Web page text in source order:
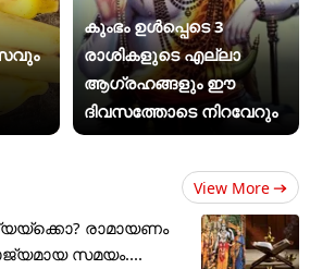
കുംഭം ഉൾപ്പെടെ 3
രാശികളുടെ എല്ലാ
ആഗ്രഹങ്ങളും ഈ
ദിവസത്തോടെ നിറവേറും
View More
രാമായണം
സമയം....